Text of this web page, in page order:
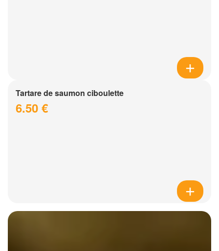
Tartare de saumon ciboulette
6.50 €